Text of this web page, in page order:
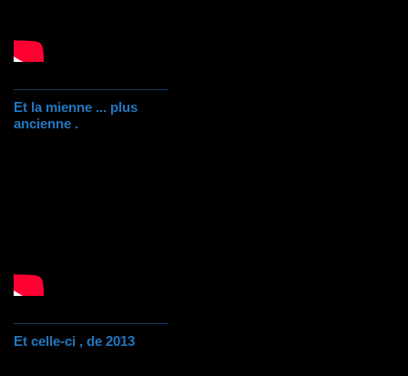
Et la mienne ... plus
ancienne .
Et celle-ci , de 2013